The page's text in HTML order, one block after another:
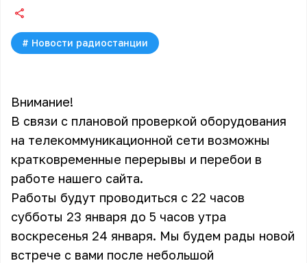
# Новости радиостанции
Внимание!
В связи с плановой проверкой оборудования
на телекоммуникационной сети возможны
кратковременные перерывы и перебои в
работе нашего сайта.
Работы будут проводиться с 22 часов
субботы 23 января до 5 часов утра
воскресенья 24 января. Мы будем рады новой
встрече с вами после небольшой